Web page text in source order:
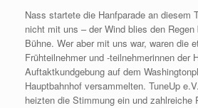
Nass startete die Hanfparade an diesem
nicht mit uns – der Wind blies den
Bühne. Wer aber mit uns war, waren die
Frühteilnehmer und -teilnehmerinnen der
Auftaktkundgebung auf dem
Hauptbahnhof versammelten. TuneUp
heizten die Stimmung ein und zahlreiche